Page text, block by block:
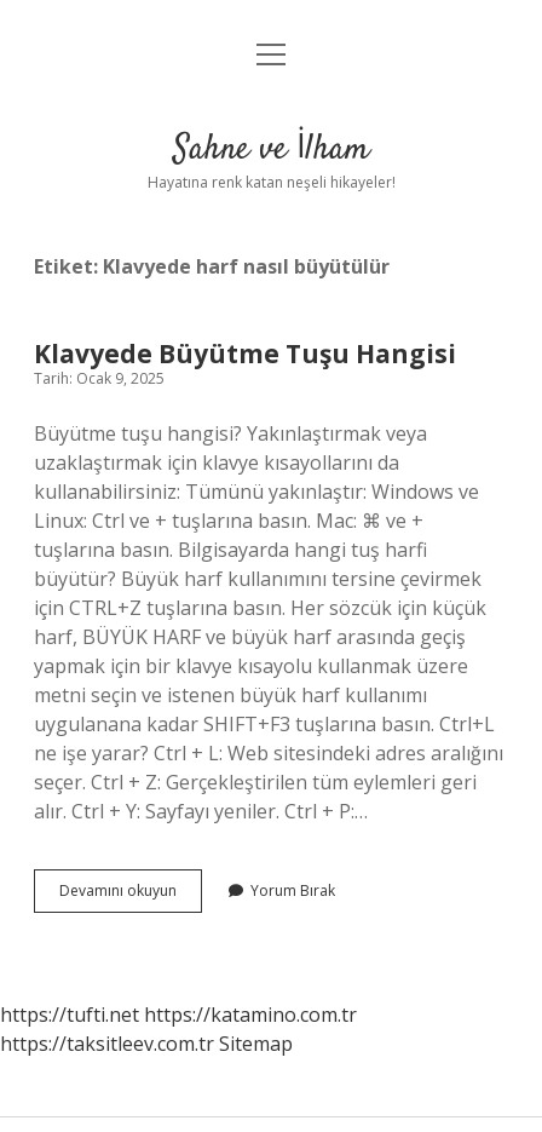
Anasayfa
Yasal Uyarı
menüyü
Sahne ve İlham
Hayatına renk katan neşeli hikayeler!
Etiket: Klavyede harf nasıl büyütülür
Klavyede Büyütme Tuşu Hangisi
Tarih: Ocak 9, 2025
Büyütme tuşu hangisi? Yakınlaştırmak veya
uzaklaştırmak için klavye kısayollarını da
kullanabilirsiniz: Tümünü yakınlaştır: Windows ve
Linux: Ctrl ve + tuşlarına basın. Mac: ⌘ ve +
tuşlarına basın. Bilgisayarda hangi tuş harfi
büyütür? Büyük harf kullanımını tersine çevirmek
için CTRL+Z tuşlarına basın. Her sözcük için küçük
harf, BÜYÜK HARF ve büyük harf arasında geçiş
yapmak için bir klavye kısayolu kullanmak üzere
metni seçin ve istenen büyük harf kullanımı
uygulanana kadar SHIFT+F3 tuşlarına basın. Ctrl+L
ne işe yarar? Ctrl + L: Web sitesindeki adres aralığını
seçer. Ctrl + Z: Gerçekleştirilen tüm eylemleri geri
alır. Ctrl + Y: Sayfayı yeniler. Ctrl + P:…
Devamını okuyun Klavyede
Büyütme
Yorum Bırak
https://tufti.net https://katamino.com.tr
https://taksitleev.com.trSitemap